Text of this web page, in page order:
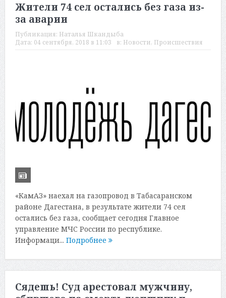
Жители 74 сел остались без газа из-
за аварии
Публикация: Наталья Шкандыба
Дата: 04 сентября, 2018 в 11:03 в: Новости, Происшествия
«КамАЗ» наехал на газопровод в Табасаранском
районе Дагестана, в результате жители 74 сел
остались без газа, сообщает сегодня Главное
управление МЧС России по республике.
Информаци... Подробнее
Сядешь! Суд арестовал мужчину,